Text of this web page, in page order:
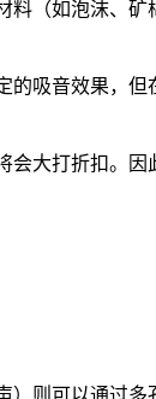
（如泡沫、矿
的吸音效果，
会大打折扣。